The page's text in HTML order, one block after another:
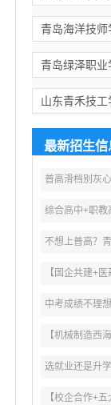
青岛海洋技师
青岛绿泽职业
山东青禾技工
最新招生信
普高滑档别灰
综合高中+职
不想上普高？
【国企共建+
中考成绩不理
【机械制造西
选就业还是升
【校企合作+